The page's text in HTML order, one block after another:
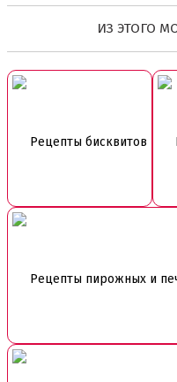
ИЗ ЭТОГО
Рецепты бисквитов
Рецепты пирожных и